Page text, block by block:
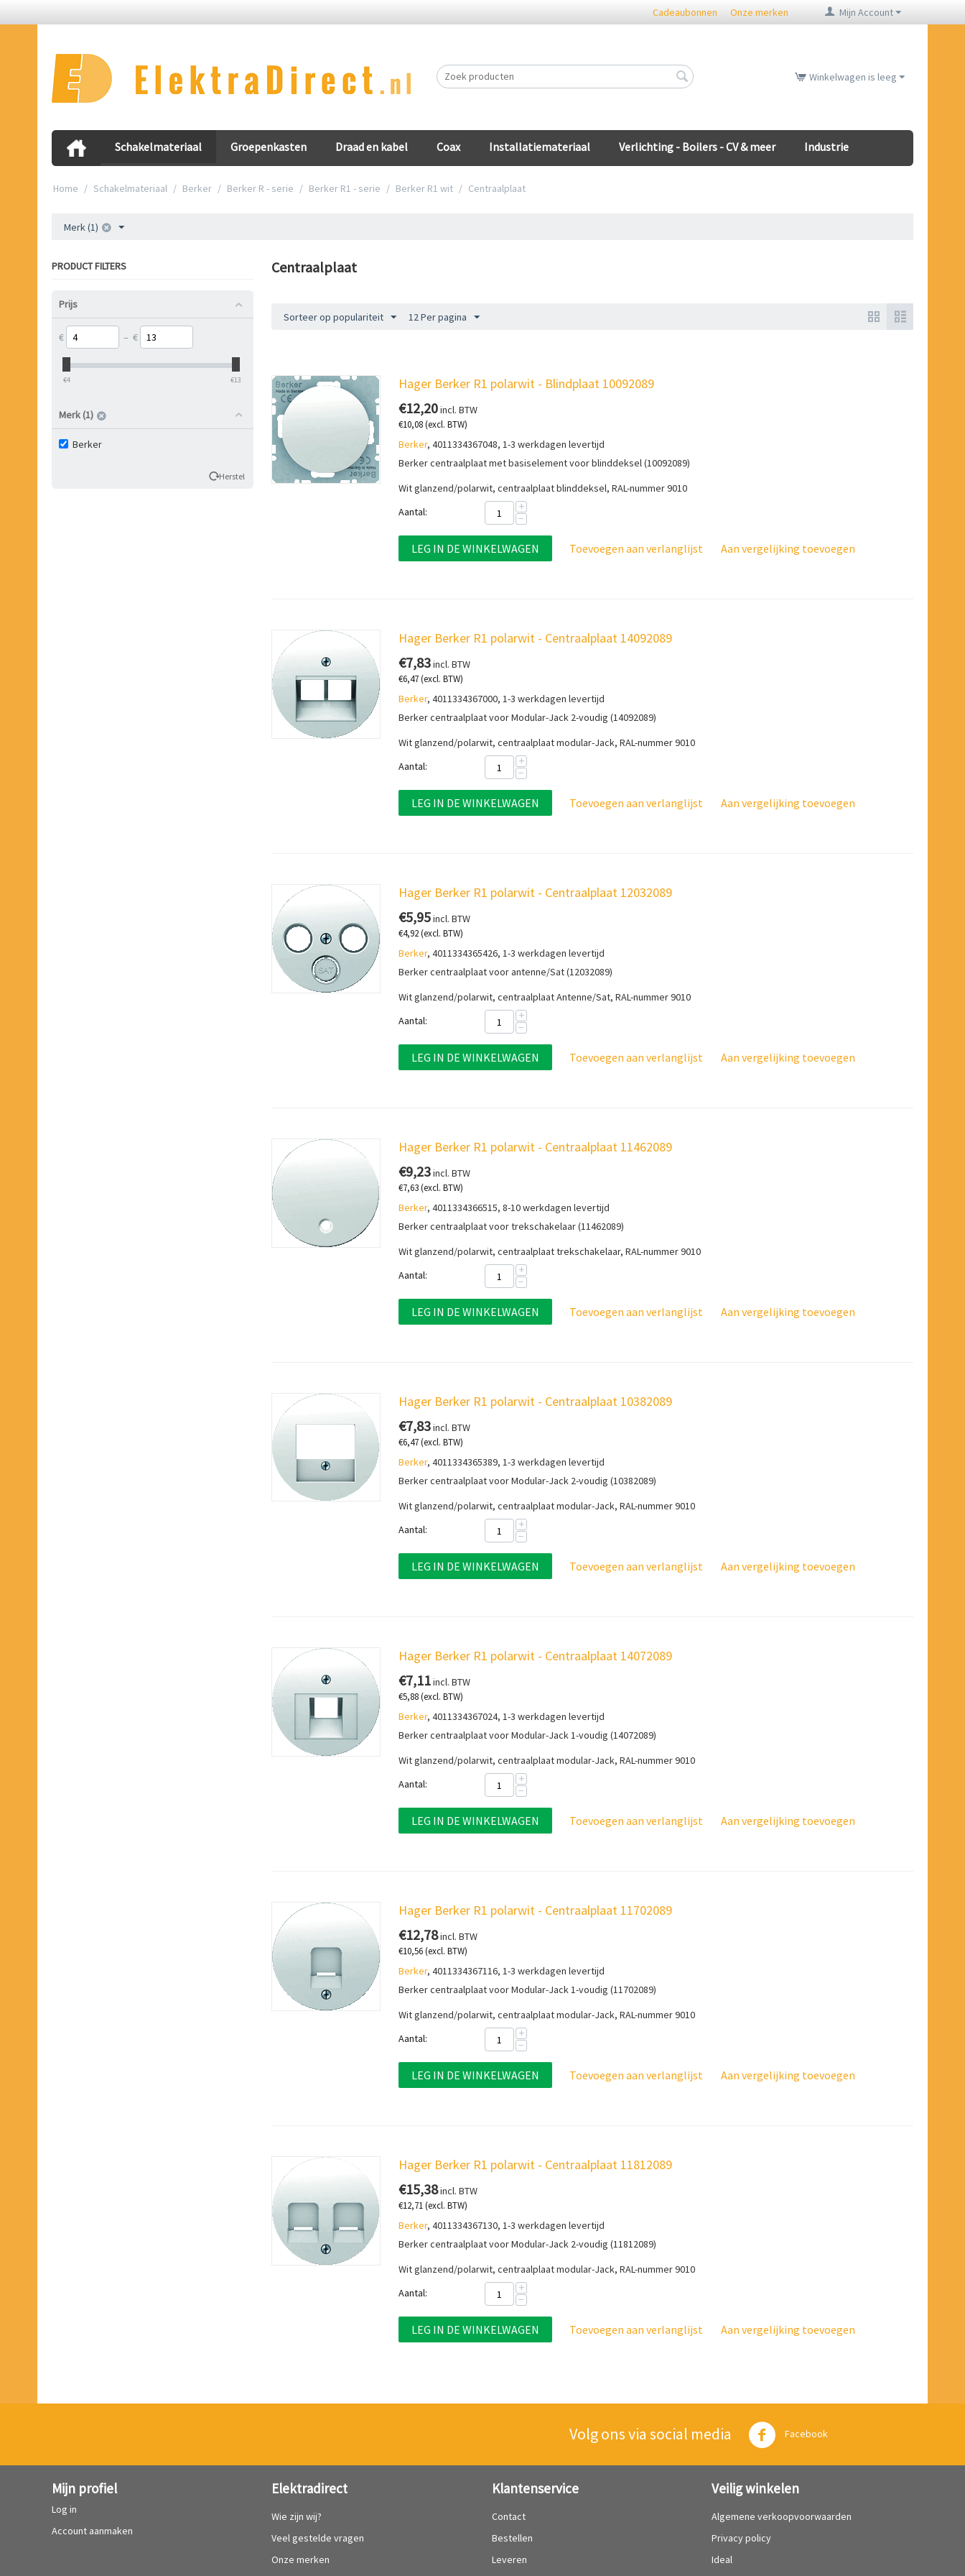
Mijn Account
Cadeaubonnen Onze merken
Winkelwagen is leeg
Schakelmateriaal Groepenkasten Draad en kabel Coax Installatiemateriaal Verlichting - Boilers - CV & meer Industrie
Home / Schakelmateriaal / Berker / Berker R - serie / Berker R1 - serie / Berker R1 wit / Centraalplaat
Merk (1)
PRODUCT FILTERS
Prijs
€ – €
‎€4 ‎€13
Merk (1)
Berker
Herstel
Centraalplaat
Sorteer op populariteit 12 Per pagina
Hager Berker R1 polarwit - Blindplaat 10092089
€12,20incl. BTW
€10,08(excl. BTW)
Berker, 4011334367048, 1-3 werkdagen levertijd
Berker centraalplaat met basiselement voor blinddeksel (10092089)
Wit glanzend/polarwit, centraalplaat blinddeksel, RAL-nummer 9010
Aantal:
+
−
LEG IN DE WINKELWAGEN Toevoegen aan verlanglijst Aan vergelijking toevoegen
Hager Berker R1 polarwit - Centraalplaat 14092089
€7,83incl. BTW
€6,47(excl. BTW)
Berker, 4011334367000, 1-3 werkdagen levertijd
Berker centraalplaat voor Modular-Jack 2-voudig (14092089)
Wit glanzend/polarwit, centraalplaat modular-Jack, RAL-nummer 9010
Aantal:
+
−
LEG IN DE WINKELWAGEN Toevoegen aan verlanglijst Aan vergelijking toevoegen
Hager Berker R1 polarwit - Centraalplaat 12032089
€5,95incl. BTW
€4,92(excl. BTW)
Berker, 4011334365426, 1-3 werkdagen levertijd
Berker centraalplaat voor antenne/Sat (12032089)
Wit glanzend/polarwit, centraalplaat Antenne/Sat, RAL-nummer 9010
Aantal:
+
−
LEG IN DE WINKELWAGEN Toevoegen aan verlanglijst Aan vergelijking toevoegen
Hager Berker R1 polarwit - Centraalplaat 11462089
€9,23incl. BTW
€7,63(excl. BTW)
Berker, 4011334366515, 8-10 werkdagen levertijd
Berker centraalplaat voor trekschakelaar (11462089)
Wit glanzend/polarwit, centraalplaat trekschakelaar, RAL-nummer 9010
Aantal:
+
−
LEG IN DE WINKELWAGEN Toevoegen aan verlanglijst Aan vergelijking toevoegen
Hager Berker R1 polarwit - Centraalplaat 10382089
€7,83incl. BTW
€6,47(excl. BTW)
Berker, 4011334365389, 1-3 werkdagen levertijd
Berker centraalplaat voor Modular-Jack 2-voudig (10382089)
Wit glanzend/polarwit, centraalplaat modular-Jack, RAL-nummer 9010
Aantal:
+
−
LEG IN DE WINKELWAGEN Toevoegen aan verlanglijst Aan vergelijking toevoegen
Hager Berker R1 polarwit - Centraalplaat 14072089
€7,11incl. BTW
€5,88(excl. BTW)
Berker, 4011334367024, 1-3 werkdagen levertijd
Berker centraalplaat voor Modular-Jack 1-voudig (14072089)
Wit glanzend/polarwit, centraalplaat modular-Jack, RAL-nummer 9010
Aantal:
+
−
LEG IN DE WINKELWAGEN Toevoegen aan verlanglijst Aan vergelijking toevoegen
Hager Berker R1 polarwit - Centraalplaat 11702089
€12,78incl. BTW
€10,56(excl. BTW)
Berker, 4011334367116, 1-3 werkdagen levertijd
Berker centraalplaat voor Modular-Jack 1-voudig (11702089)
Wit glanzend/polarwit, centraalplaat modular-Jack, RAL-nummer 9010
Aantal:
+
−
LEG IN DE WINKELWAGEN Toevoegen aan verlanglijst Aan vergelijking toevoegen
Hager Berker R1 polarwit - Centraalplaat 11812089
€15,38incl. BTW
€12,71(excl. BTW)
Berker, 4011334367130, 1-3 werkdagen levertijd
Berker centraalplaat voor Modular-Jack 2-voudig (11812089)
Wit glanzend/polarwit, centraalplaat modular-Jack, RAL-nummer 9010
Aantal:
+
−
LEG IN DE WINKELWAGEN Toevoegen aan verlanglijst Aan vergelijking toevoegen
Volg ons via social media Facebook
Mijn profiel
Log in
Account aanmaken
Elektradirect
Wie zijn wij?
Veel gestelde vragen
Onze merken
Klantenservice
Contact
Bestellen
Leveren
Veilig winkelen
Algemene verkoopvoorwaarden
Privacy policy
Ideal